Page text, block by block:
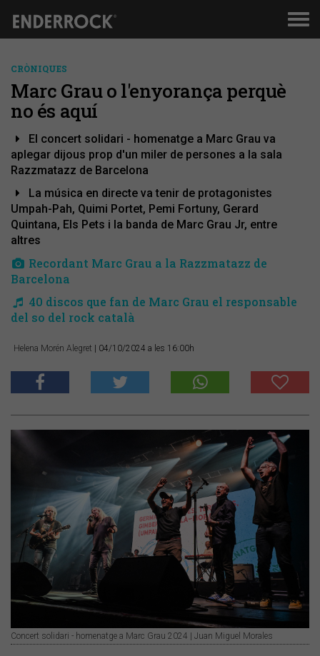
CRÒNIQUES
Marc Grau o l'enyorança perquè
no és aquí
El concert solidari - homenatge a Marc Grau va
aplegar dijous prop d'un miler de persones a la sala
Razzmatazz de Barcelona
La música en directe va tenir de protagonistes
Umpah-Pah, Quimi Portet, Pemi Fortuny, Gerard
Quintana, Els Pets i la banda de Marc Grau Jr, entre
altres
Recordant Marc Grau a la Razzmatazz de
Barcelona
40 discos que fan de Marc Grau el responsable
del so del rock català
Helena Morén Alegret | 04/10/2024 a les 16:00h
Concert solidari - homenatge a Marc Grau 2024 | Juan Miguel Morales